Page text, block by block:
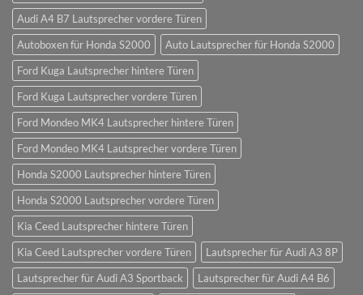
Audi A4 B7 Lautsprecher vordere Türen
Autoboxen für Honda S2000
Auto Lautsprecher für Honda S2000
Ford Kuga Lautsprecher hintere Türen
Ford Kuga Lautsprecher vordere Türen
Ford Mondeo MK4 Lautsprecher hintere Türen
Ford Mondeo MK4 Lautsprecher vordere Türen
Honda S2000 Lautsprecher hintere Türen
Honda S2000 Lautsprecher vordere Türen
Kia Ceed Lautsprecher hintere Türen
Kia Ceed Lautsprecher vordere Türen
Lautsprecher für Audi A3 8P
Lautsprecher für Audi A3 Sportback
Lautsprecher für Audi A4 B6